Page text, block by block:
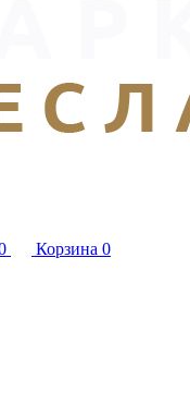
Корзина 0